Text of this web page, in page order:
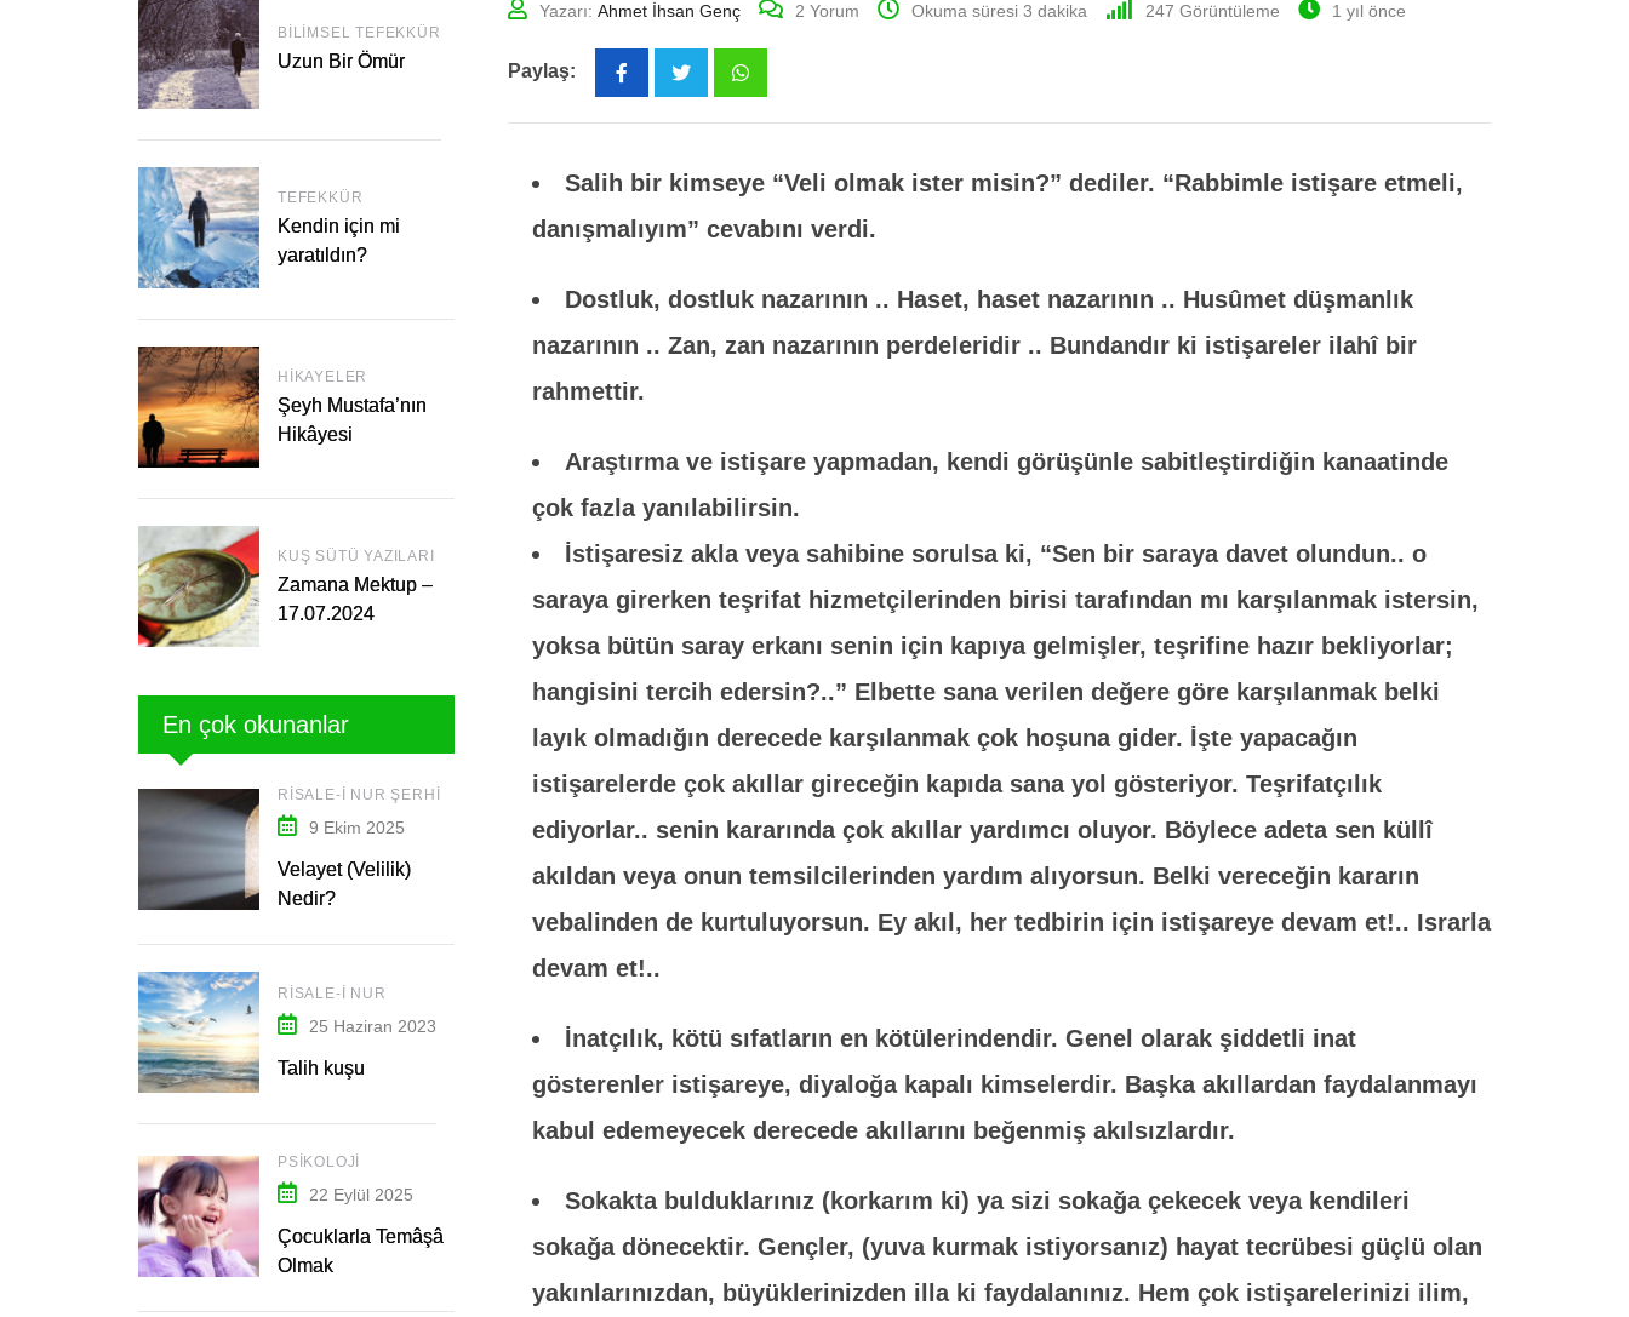
BILIMSEL TEFEKKÜR
Uzun Bir Ömür
TEFEKKÜR
Kendin için mi
yaratıldın?
HIKAYELER
Şeyh Mustafa’nın
Hikâyesi
KUŞ SÜTÜ YAZILARI
Zamana Mektup –
17.07.2024
En çok okunanlar
RISALE-I NUR ŞERHI
9 Ekim 2025
Velayet (Velilik)
Nedir?
RISALE-I NUR
25 Haziran 2023
Talih kuşu
PSIKOLOJI
22 Eylül 2025
Çocuklarla Temâşâ
Olmak
Yazarı: Ahmet İhsan Genç 2 Yorum Okuma süresi 3 dakika 247 Görüntüleme 1 yıl önce
Paylaş:
Salih bir kimseye “Veli olmak ister misin?” dediler. “Rabbimle istişare etmeli,
danışmalıyım” cevabını verdi.
Dostluk, dostluk nazarının .. Haset, haset nazarının .. Husûmet düşmanlık
nazarının .. Zan, zan nazarının perdeleridir .. Bundandır ki istişareler ilahî bir
rahmettir.
Araştırma ve istişare yapmadan, kendi görüşünle sabitleştirdiğin kanaatinde
çok fazla yanılabilirsin.
İstişaresiz akla veya sahibine sorulsa ki, “Sen bir saraya davet olundun.. o
saraya girerken teşrifat hizmetçilerinden birisi tarafından mı karşılanmak istersin,
yoksa bütün saray erkanı senin için kapıya gelmişler, teşrifine hazır bekliyorlar;
hangisini tercih edersin?..” Elbette sana verilen değere göre karşılanmak belki
layık olmadığın derecede karşılanmak çok hoşuna gider. İşte yapacağın
istişarelerde çok akıllar gireceğin kapıda sana yol gösteriyor. Teşrifatçılık
ediyorlar.. senin kararında çok akıllar yardımcı oluyor. Böylece adeta sen küllî
akıldan veya onun temsilcilerinden yardım alıyorsun. Belki vereceğin kararın
vebalinden de kurtuluyorsun. Ey akıl, her tedbirin için istişareye devam et!.. Israrla
devam et!..
İnatçılık, kötü sıfatların en kötülerindendir. Genel olarak şiddetli inat
gösterenler istişareye, diyaloğa kapalı kimselerdir. Başka akıllardan faydalanmayı
kabul edemeyecek derecede akıllarını beğenmiş akılsızlardır.
Sokakta bulduklarınız (korkarım ki) ya sizi sokağa çekecek veya kendileri
sokağa dönecektir. Gençler, (yuva kurmak istiyorsanız) hayat tecrübesi güçlü olan
yakınlarınızdan, büyüklerinizden illa ki faydalanınız. Hem çok istişarelerinizi ilim,